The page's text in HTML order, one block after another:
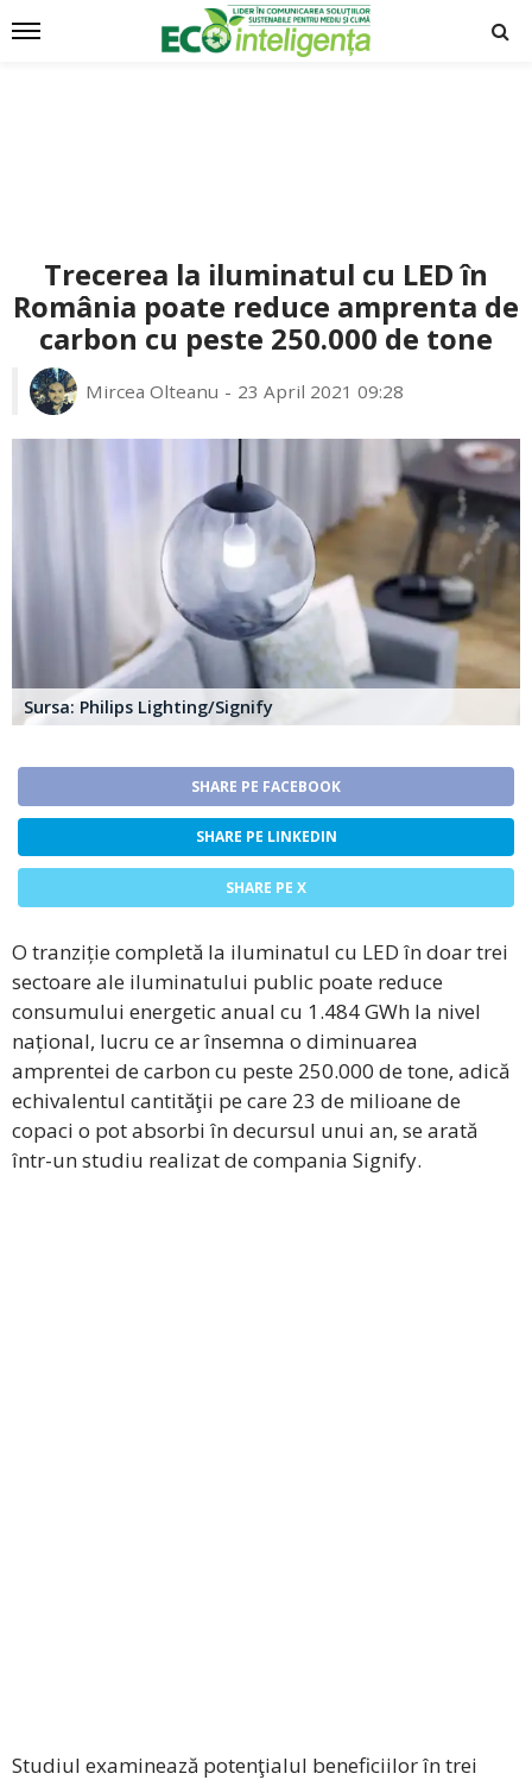
Trecerea la iluminatul cu LED în
România poate reduce amprenta de
carbon cu peste 250.000 de tone
Mircea Olteanu 23 April 2021 09:28
Sursa: Philips Lighting/Signify
SHARE PE FACEBOOK
SHARE PE LINKEDIN
SHARE PE X
O tranziție completă la iluminatul cu LED în doar trei
sectoare ale iluminatului public poate reduce
consumului energetic anual cu 1.484 GWh la nivel
național, lucru ce ar însemna o diminuarea
amprentei de carbon cu peste 250.000 de tone, adică
echivalentul cantităţii pe care 23 de milioane de
copaci o pot absorbi în decursul unui an, se arată
într-un studiu realizat de compania Signify.
Studiul examinează potenţialul beneficiilor în trei